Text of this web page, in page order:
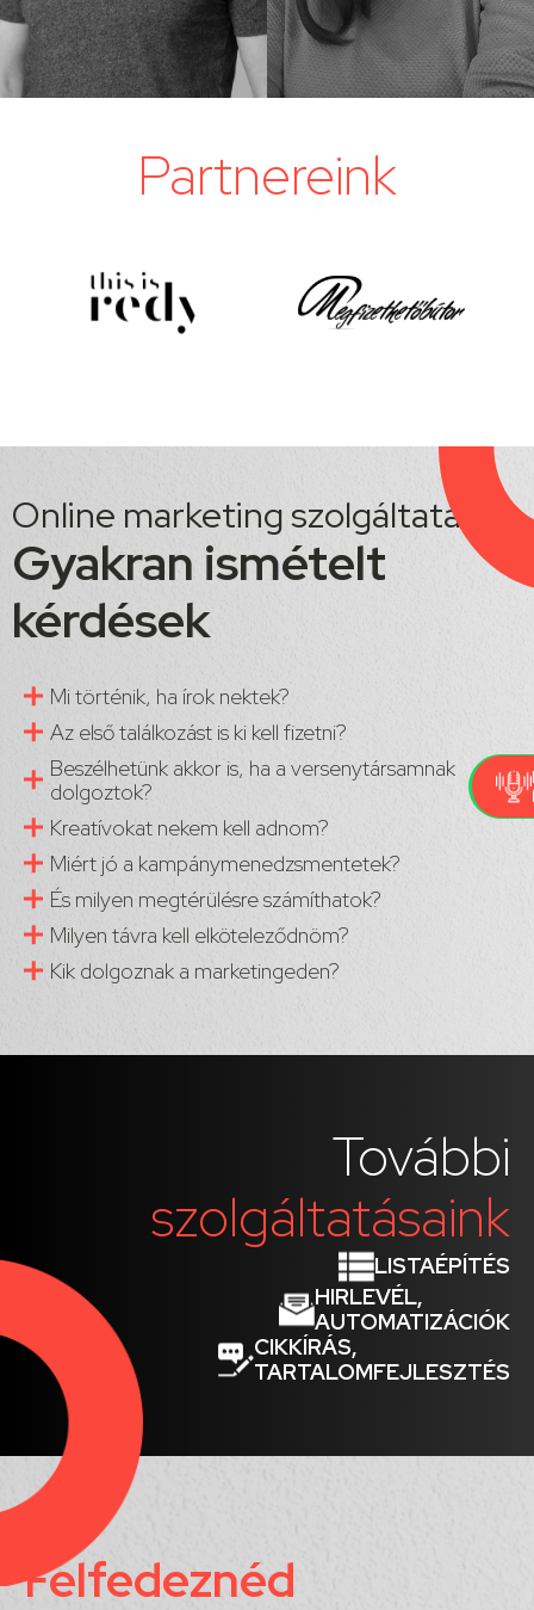
Partnereink
Online marketing szolgáltatások
Gyakran ismételt
kérdések
Mi történik, ha írok nektek?
Az első találkozást is ki kell fizetni?
Beszélhetünk akkor is, ha a versenytársamnak
dolgoztok?
Kreatívokat nekem kell adnom?
Miért jó a kampánymenedzsmentetek?
És milyen megtérülésre számíthatok?
Milyen távra kell elköteleződnöm?
Kik dolgoznak a marketingeden?
További
szolgáltatásaink
LISTAÉPÍTÉS
HIRLEVÉL,
AUTOMATIZÁCIÓK
CIKKÍRÁS,
TARTALOMFEJLESZTÉS
Felfedeznéd